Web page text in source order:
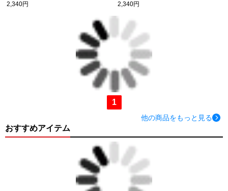
2,340円
2,340円
1
他の商品をもっと見る
おすすめアイテム